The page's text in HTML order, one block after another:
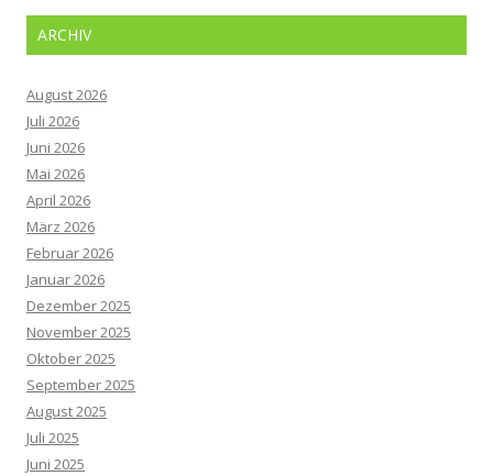
ARCHIV
August 2026
Juli 2026
Juni 2026
Mai 2026
April 2026
März 2026
Februar 2026
Januar 2026
Dezember 2025
November 2025
Oktober 2025
September 2025
August 2025
Juli 2025
Juni 2025